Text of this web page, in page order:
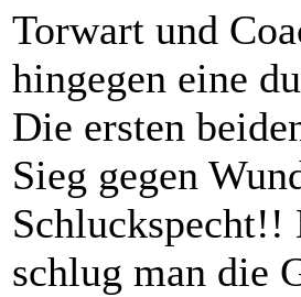
Torwart und
hingegen eine
Die ersten
Sieg gegen
Schluckspecht!!
schlug man die